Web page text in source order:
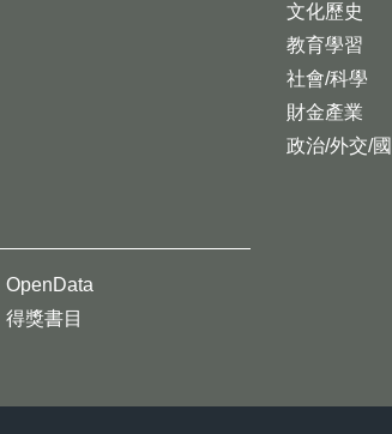
文化歷史
教育學習
社會/科學
財金產業
政治/外交/
OpenData
得獎書目